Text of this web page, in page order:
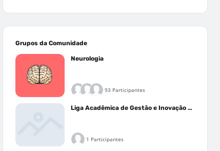
Grupos da Comunidade
Neurologia
93 Participantes
Liga Acadêmica de Gestão e Inovação Médica - LAGIM
1 Participantes